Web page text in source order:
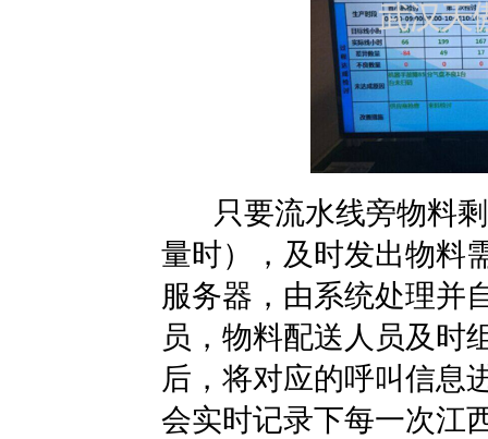
只要流水线旁物料剩
量时），及时发出物料
服务器，由系统处理并
员，物料配送人员及时
后，将对应的呼叫信息
会实时记录下每一次江